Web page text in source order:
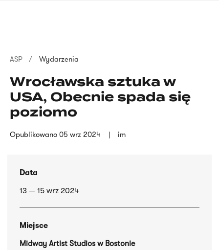
Ścieżka
nawigacyjna
ASP Wydarzenia
Wrocławska sztuka w
USA, Obecnie spada się
poziomo
Opublikowano 05 wrz 2024 im
Data
13 — 15 wrz 2024
Miejsce
Midway Artist Studios w Bostonie